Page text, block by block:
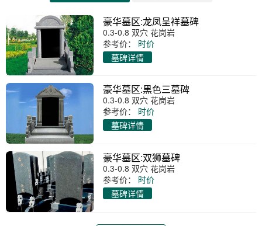
豪华墓区:龙凤呈祥墓碑
0.3-0.8 双穴 花岗岩
参考价：
时价
墓碑详情
豪华墓区:黑色三墓碑
0.3-0.8 双穴 花岗岩
参考价：
时价
墓碑详情
豪华墓区:双狮墓碑
0.3-0.8 双穴 花岗岩
参考价：
时价
墓碑详情